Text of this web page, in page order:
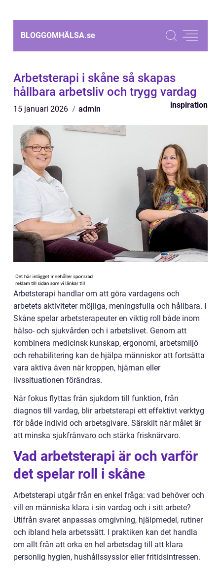
BLOGGOMHÄLSA.se
Arbetsterapi i skåne så skapas
hållbara arbetsliv och trygg vardag
15 januari 2026 admin inspiration
Arbetsterapi handlar om att göra vardagens och
arbetets aktiviteter möjliga, meningsfulla och hållbara. I
Skåne spelar arbetsterapeuter en viktig roll både inom
hälso- och sjukvården och i arbetslivet. Genom att
kombinera medicinsk kunskap, ergonomi, arbetsmiljö
och rehabilitering kan de hjälpa människor att fortsätta
vara aktiva även när kroppen, hjärnan eller
livssituationen förändras.
När fokus flyttas från sjukdom till funktion, från
diagnos till vardag, blir arbetsterapi ett effektivt verktyg
för både individ och arbetsgivare. Särskilt när målet är
att minska sjukfrånvaro och stärka frisknärvaro.
Vad arbetsterapi är och varför
det spelar roll i skåne
Arbetsterapi utgår från en enkel fråga: vad behöver och
vill en människa klara i sin vardag och i sitt arbete?
Utifrån svaret anpassas omgivning, hjälpmedel, rutiner
och ibland hela arbetssätt. I praktiken kan det handla
om allt från att orka en hel arbetsdag till att klara
personlig hygien, hushållssysslor eller fritidsintressen.